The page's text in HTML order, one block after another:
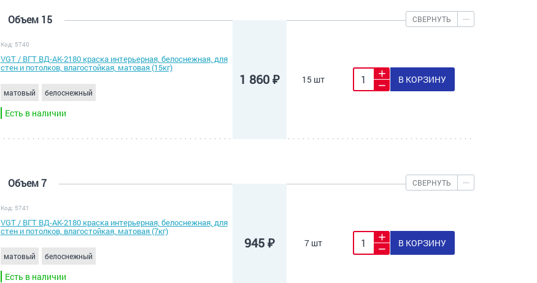
Объем 15 СВЕРНУТЬ
Код: 5740
VGT / ВГТ ВД-АК-2180 краска интерьерная, белоснежная, для
стен и потолков, влагостойкая, матовая (15кг)
матовый белоснежный
Есть в наличии
1 860 ₽ 15 шт В КОРЗИНУ
Объем 7 СВЕРНУТЬ
Код: 5741
VGT / ВГТ ВД-АК-2180 краска интерьерная, белоснежная, для
стен и потолков, влагостойкая, матовая (7кг)
матовый белоснежный
Есть в наличии
945 ₽ 7 шт В КОРЗИНУ